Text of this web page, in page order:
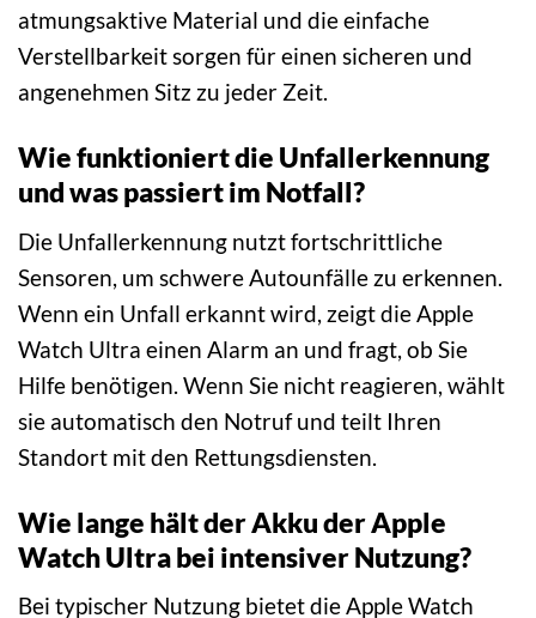
atmungsaktive Material und die einfache
Verstellbarkeit sorgen für einen sicheren und
angenehmen Sitz zu jeder Zeit.
Wie funktioniert die Unfallerkennung
und was passiert im Notfall?
Die Unfallerkennung nutzt fortschrittliche
Sensoren, um schwere Autounfälle zu erkennen.
Wenn ein Unfall erkannt wird, zeigt die Apple
Watch Ultra einen Alarm an und fragt, ob Sie
Hilfe benötigen. Wenn Sie nicht reagieren, wählt
sie automatisch den Notruf und teilt Ihren
Standort mit den Rettungsdiensten.
Wie lange hält der Akku der Apple
Watch Ultra bei intensiver Nutzung?
Bei typischer Nutzung bietet die Apple Watch